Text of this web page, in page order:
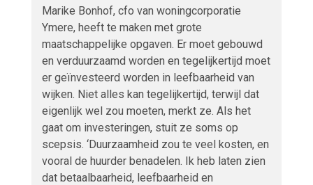
Marike Bonhof, cfo van woningcorporatie
Ymere, heeft te maken met grote
maatschappelijke opgaven. Er moet gebouwd
en verduurzaamd worden en tegelijkertijd moet
er geïnvesteerd worden in leefbaarheid van
wijken. Niet alles kan tegelijkertijd, terwijl dat
eigenlijk wel zou moeten, merkt ze. Als het
gaat om investeringen, stuit ze soms op
scepsis. ‘Duurzaamheid zou te veel kosten, en
vooral de huurder benadelen. Ik heb laten zien
dat betaalbaarheid, leefbaarheid en